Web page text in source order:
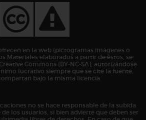
en la web (pictogramas,imágenes o
Materiales elaborados a partir de éstos, se
Commons (BY-NC-SA), autorizándose
lucrativo siempre que se cite la fuente,
bajo la misma licencia.
no se hace responsable de la subida
los usuarios, si bien advierte que deben ser